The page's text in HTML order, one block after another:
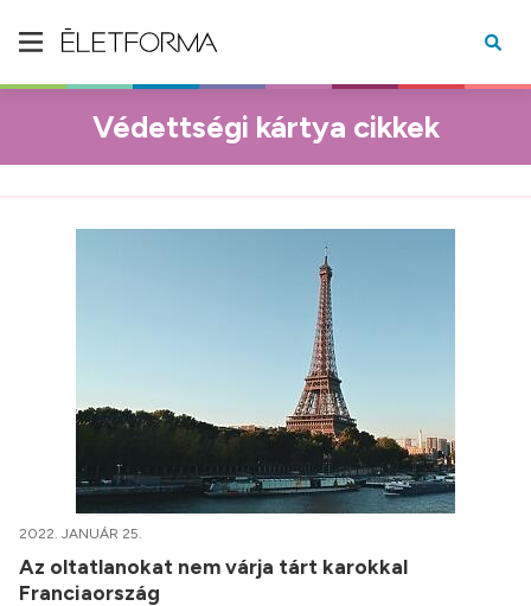
Védettségi kártya cikkek
2022. JANUÁR 25.
Az oltatlanokat nem várja tárt karokkal
Franciaország